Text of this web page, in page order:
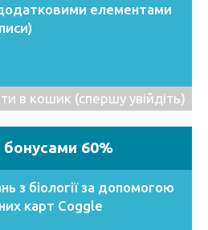
додатковими елементами
в кошик (спершу увійдіть)
60%
з біології за допомогою
карт Coggle